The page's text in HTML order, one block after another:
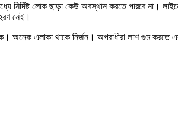
নির্দিষ্ট লোক ছাড়া কেউ অবস্থান করতে পারবে না।
নেই।
অনেক এলাকা থাকে নির্জন। অপরাধীরা লাশ গুম